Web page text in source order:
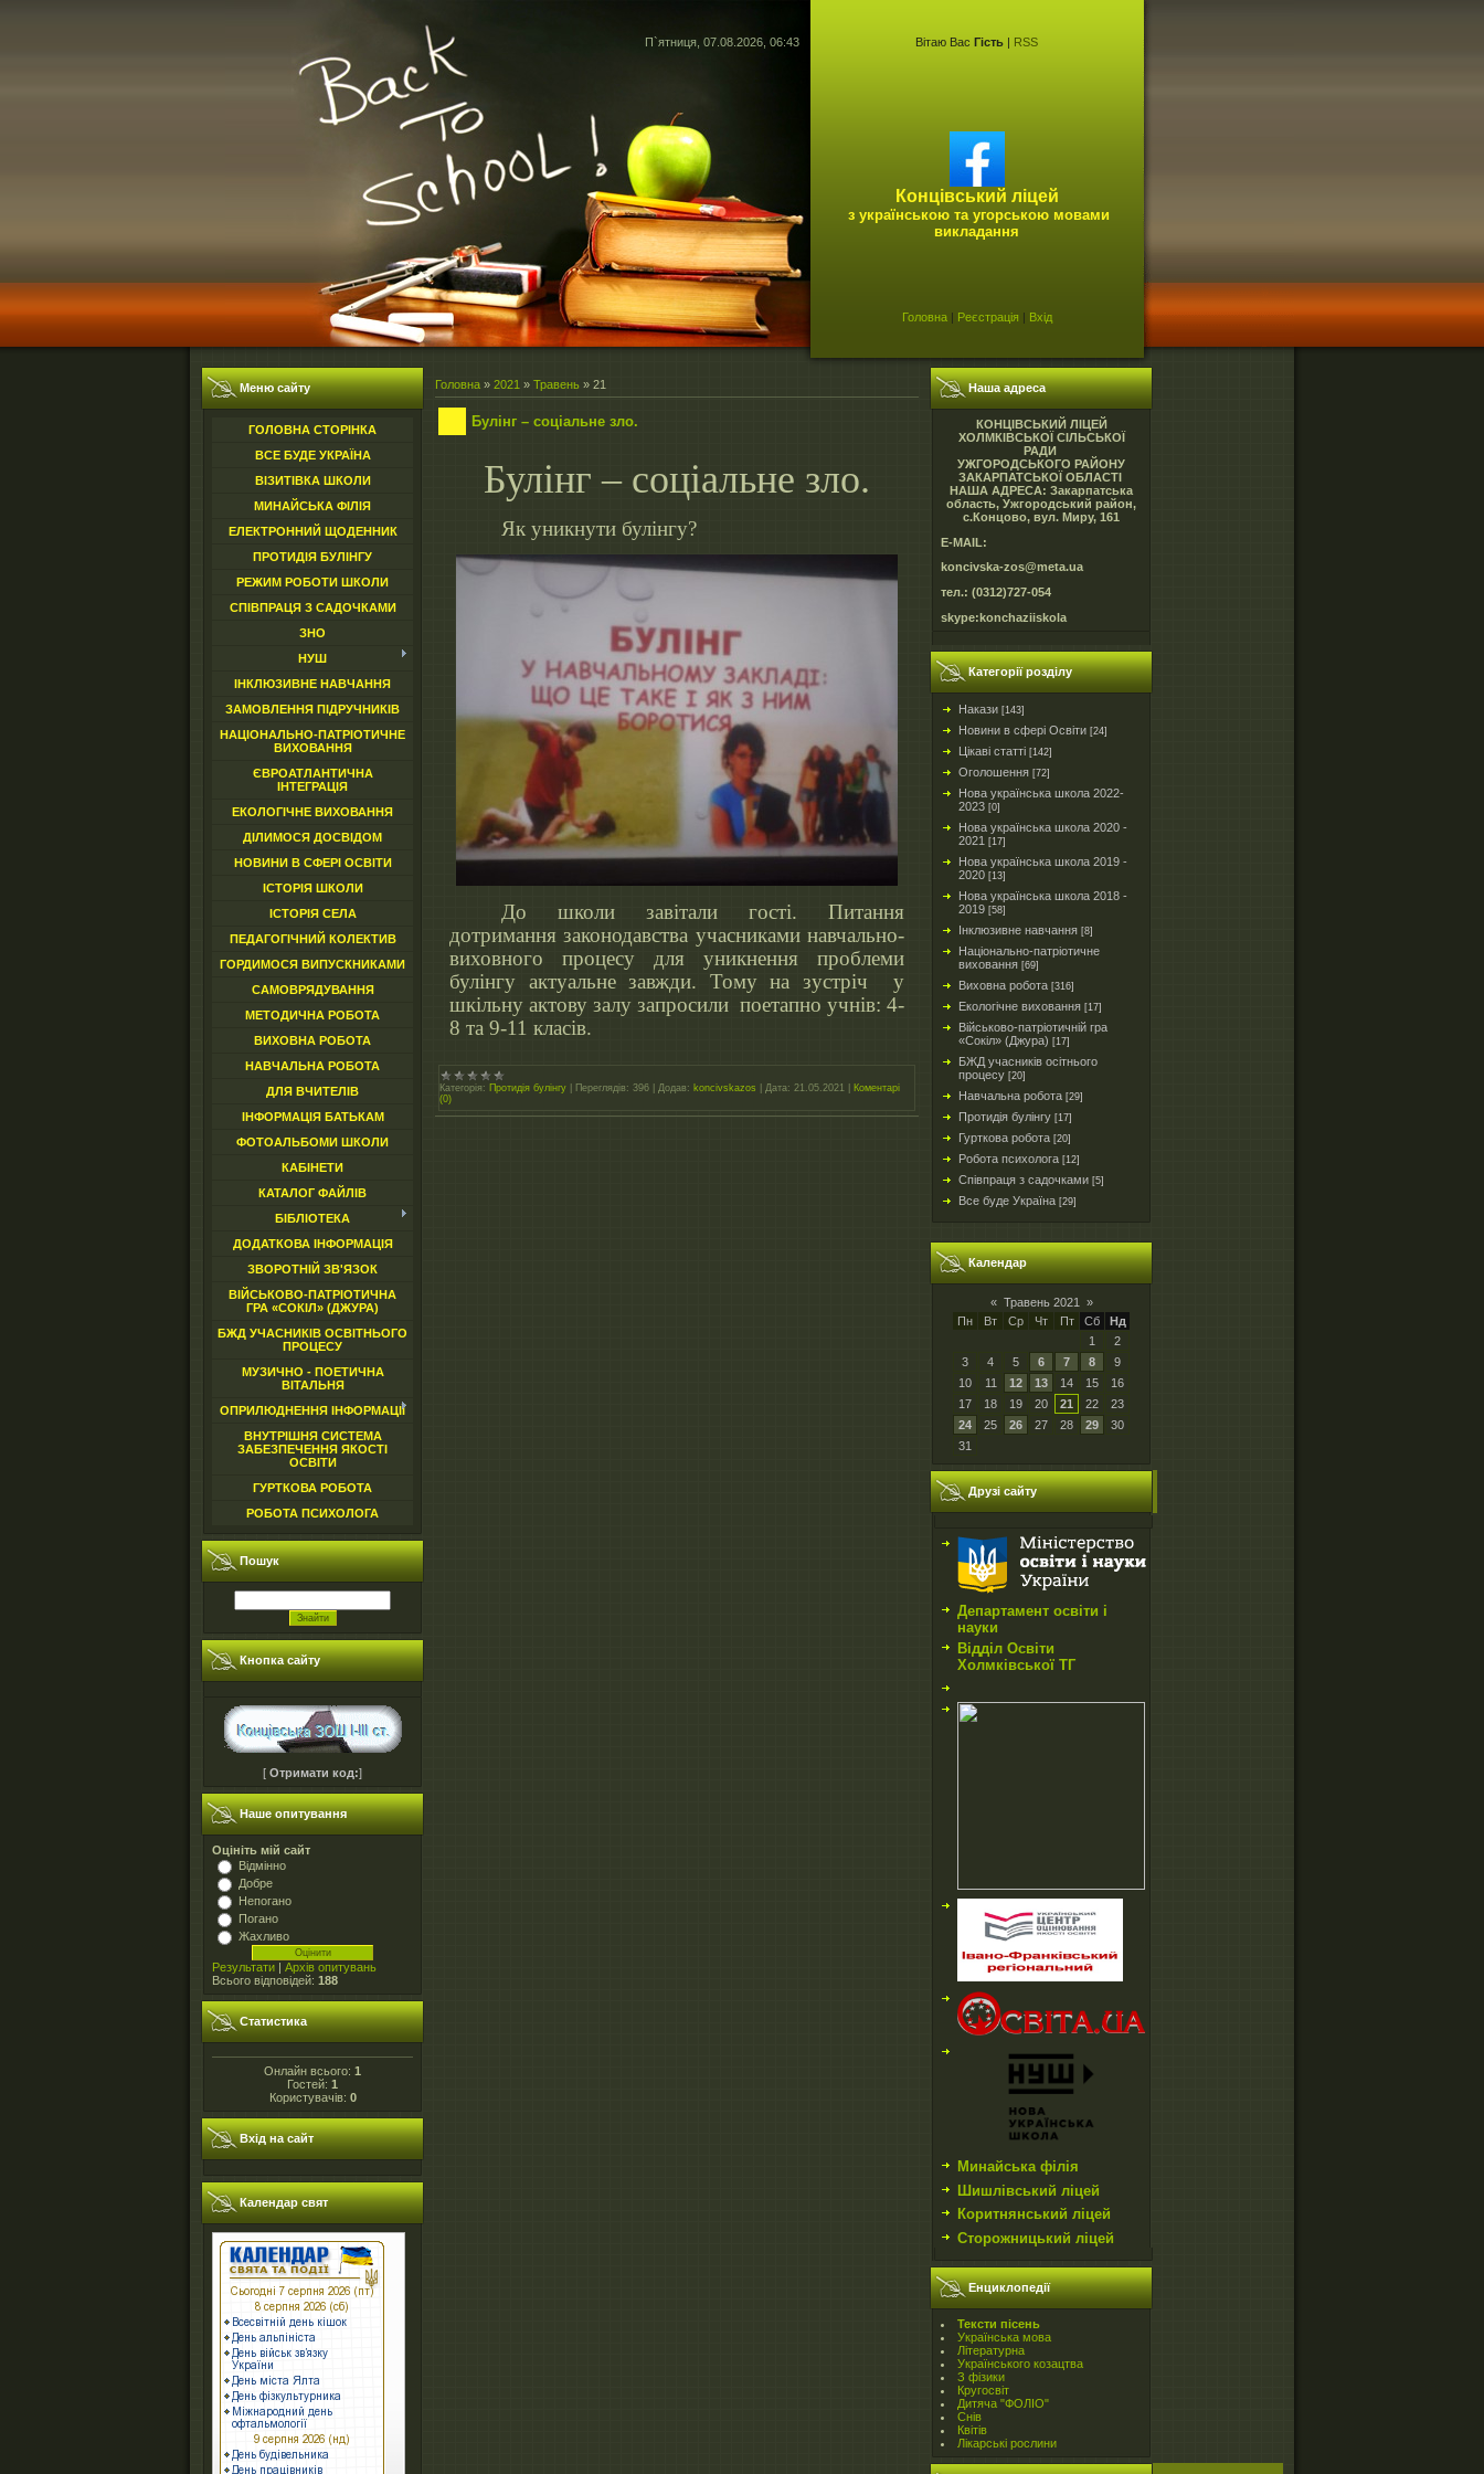
П`ятниця, 07.08.2026, 06:43 Вітаю Вас Гість | RSS
Концівський ліцей
з українською та угорською мовами
викладання
Головна| Реєстрація | Вхід
Меню сайту
ГОЛОВНА СТОРІНКА
ВСЕ БУДЕ УКРАЇНА
ВІЗИТІВКА ШКОЛИ
МИНАЙСЬКА ФІЛІЯ
ЕЛЕКТРОННИЙ ЩОДЕННИК
ПРОТИДІЯ БУЛІНГУ
РЕЖИМ РОБОТИ ШКОЛИ
СПІВПРАЦЯ З САДОЧКАМИ
ЗНО
НУШ
ІНКЛЮЗИВНЕ НАВЧАННЯ
ЗАМОВЛЕННЯ ПІДРУЧНИКІВ
НАЦІОНАЛЬНО-ПАТРІОТИЧНЕ
ВИХОВАННЯ
ЄВРОАТЛАНТИЧНА
ІНТЕГРАЦІЯ
ЕКОЛОГІЧНЕ ВИХОВАННЯ
ДІЛИМОСЯ ДОСВІДОМ
НОВИНИ В СФЕРІ ОСВІТИ
ІСТОРІЯ ШКОЛИ
ІСТОРІЯ СЕЛА
ПЕДАГОГІЧНИЙ КОЛЕКТИВ
ГОРДИМОСЯ ВИПУСКНИКАМИ
САМОВРЯДУВАННЯ
МЕТОДИЧНА РОБОТА
ВИХОВНА РОБОТА
НАВЧАЛЬНА РОБОТА
ДЛЯ ВЧИТЕЛІВ
ІНФОРМАЦІЯ БАТЬКАМ
ФОТОАЛЬБОМИ ШКОЛИ
КАБІНЕТИ
КАТАЛОГ ФАЙЛІВ
БІБЛІОТЕКА
ДОДАТКОВА ІНФОРМАЦІЯ
ЗВОРОТНІЙ ЗВ'ЯЗОК
ВІЙСЬКОВО-ПАТРІОТИЧНА
ГРА «СОКІЛ» (ДЖУРА)
БЖД УЧАСНИКІВ ОСВІТНЬОГО
ПРОЦЕСУ
МУЗИЧНО - ПОЕТИЧНА
ВІТАЛЬНЯ
ОПРИЛЮДНЕННЯ ІНФОРМАЦІЇ
ВНУТРІШНЯ СИСТЕМА
ЗАБЕЗПЕЧЕННЯ ЯКОСТІ
ОСВІТИ
ГУРТКОВА РОБОТА
РОБОТА ПСИХОЛОГА
Пошук
Кнопка сайту
[ Отримати код:]
Наше опитування
Оцініть мій сайт
Відмінно
Добре
Непогано
Погано
Жахливо
Результати | Архів опитувань
Всього відповідей: 188
Статистика
Онлайн всього: 1
Гостей: 1
Користувачів: 0
Вхід на сайт
Календар свят
Головна » 2021 » Травень » 21
Булінг – соціальне зло.
Булінг – соціальне зло.
Як уникнути булінгу?
До школи завітали гості. Питання
дотримання законодавства учасниками навчально-
виховного процесу для уникнення проблеми
булінгу актуальне завжди. Тому на зустріч у
шкільну актову залу запросили поетапно учнів: 4-
8 та 9-11 класів.
Категорія: Протидія булінгу Переглядів: 396 Додав: koncivskazos Дата: 21.05.2021
Коментарі
(0)
Наша адреса
КОНЦІВСЬКИЙ ЛІЦЕЙ
ХОЛМКІВСЬКОЇ СІЛЬСЬКОЇ
РАДИ
УЖГОРОДСЬКОГО РАЙОНУ
ЗАКАРПАТСЬКОЇ ОБЛАСТІ
НАША АДРЕСА: Закарпатська
область, Ужгородський район,
с.Концово, вул. Миру, 161
E-MAIL:
koncivska-zos@meta.ua
тел.: (0312)727-054
skype:konchaziiskola
Категорії розділу
Накази [143]
Новини в сфері Освіти [24]
Цікаві статті [142]
Оголошення [72]
Нова українська школа 2022-
2023 [0]
Нова українська школа 2020 -
2021 [17]
Нова українська школа 2019 -
2020 [13]
Нова українська школа 2018 -
2019 [58]
Інклюзивне навчання [8]
Національно-патріотичне
виховання [69]
Виховна робота [316]
Екологічне виховання [17]
Військово-патріотичній гра
«Сокіл» (Джура) [17]
БЖД учасників осітнього
процесу [20]
Навчальна робота [29]
Протидія булінгу [17]
Гурткова робота [20]
Робота психолога [12]
Співпраця з садочками [5]
Все буде Україна [29]
Календар
« Травень 2021
»
Пн
Вт Ср Чт Пт Сб
Нд
1
2
3
4 5 6 7 8
9
10
11 12 13 14 15
16
17
18 19 20 21 22
23
24
25 26 27 28 29
30
31
Друзі сайту
Департамент освіти і
науки
Відділ Освіти
Холмківської ТГ
Минайська філія
Шишлівський ліцей
Коритнянський ліцей
Сторожницький ліцей
Енциклопедії
Teксти пісень
Українська мова
Літературна
Українського козацтва
З фізики
Кругосвіт
Дитяча "ФОЛІО"
Снів
Квітів
Лікарські рослини